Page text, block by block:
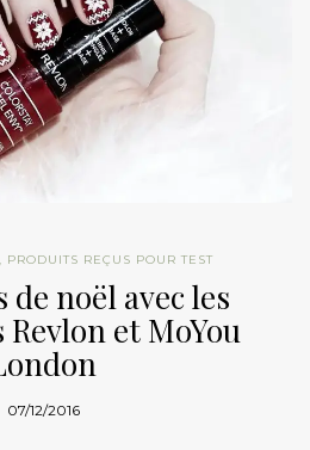
PRODUITS REÇUS POUR TEST
de noël avec les
et MoYou
07/12/2016